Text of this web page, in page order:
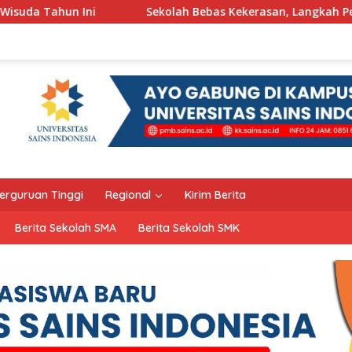
Sekolah Bebas Kekerasan, Langkah Pemkot Kediri Ciptakan
Tinggi Regional Kirim Berita
Berita Sekolah SMA Berita Sekolah SMK